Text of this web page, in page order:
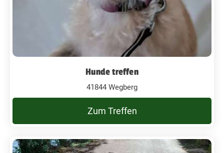
Hunde treffen
41844 Wegberg
Zum Treffen